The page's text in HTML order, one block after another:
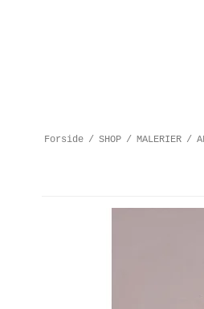
Forside / SHOP / MALERIER /